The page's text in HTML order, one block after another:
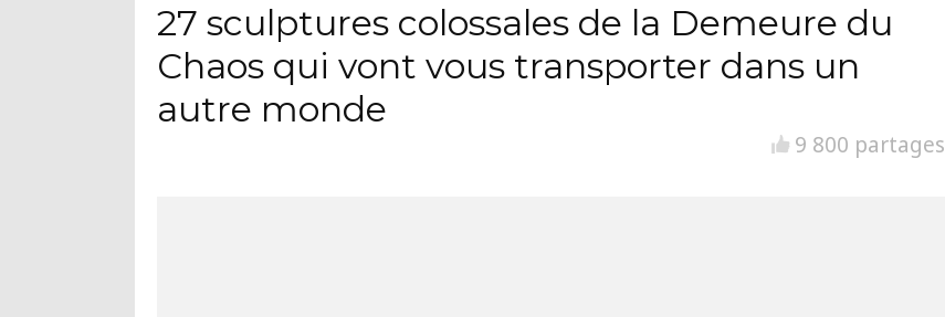
27 sculptures colossales de la Demeure du
Chaos qui vont vous transporter dans un
autre monde
9 800 partages